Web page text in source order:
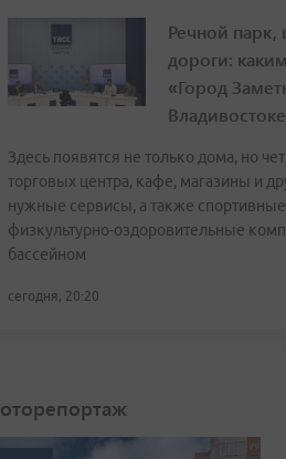
Речной
дороги:
«Город
Владивостоке
Здесь появятся не только дома, но
торговых центра, кафе, магазины и
нужные сервисы, а также
физкультурно-оздоровительные
бассейном
сегодня, 20:20